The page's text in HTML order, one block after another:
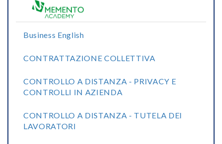
Business English
CONTRATTAZIONE COLLETTIVA
CONTROLLO A DISTANZA - PRIVACY E
CONTROLLI IN AZIENDA
CONTROLLO A DISTANZA - TUTELA DEI
LAVORATORI